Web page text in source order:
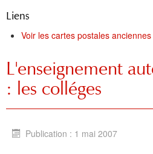
Liens
Voir les cartes postales
L'enseignement
: les colléges
Publication : 1 mai 2007